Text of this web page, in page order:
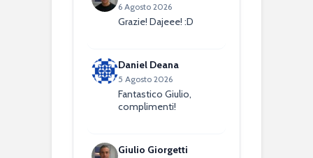
6 Agosto 2026
Grazie! Dajeee! :D
Daniel Deana
5 Agosto 2026
Fantastico Giulio,
complimenti!
Giulio Giorgetti